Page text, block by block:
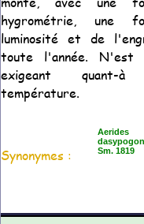
hygrométrie, une
luminosité et de
toute l'année. N'est
exigeant quant-
température.
Synonymes :
Aerides
dasypogon
Sm. 1819